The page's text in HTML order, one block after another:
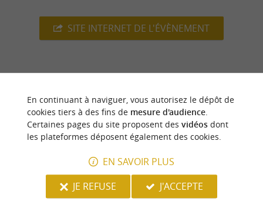
SITE INTERNET DE L'ÉVÈNEMENT
17/06/2026 à 03:01:54
Source :Sirtaqui -Crédit photo :Mairie Orthez -CC BY-
NC-ND 4.0
En continuant à naviguer, vous autorisez le dépôt de
cookies tiers à des fins de mesure d'audience.
Certaines pages du site proposent des vidéosdont
les plateformes déposent également des cookies.
EN SAVOIR PLUS
JE REFUSE
J'ACCEPTE